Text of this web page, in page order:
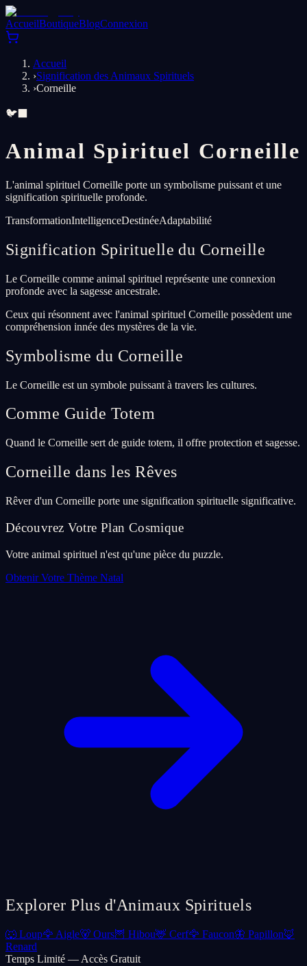
AccueilBoutiqueBlogConnexion
Accueil
›Signification des Animaux Spirituels
›Corneille
🐦‍⬛
Animal Spirituel Corneille
L'animal spirituel Corneille porte un symbolisme puissant et une
signification spirituelle profonde.
TransformationIntelligenceDestinéeAdaptabilité
Signification Spirituelle du Corneille
Le Corneille comme animal spirituel représente une connexion
profonde avec la sagesse ancestrale.
Ceux qui résonnent avec l'animal spirituel Corneille possèdent une
compréhension innée des mystères de la vie.
Symbolisme du Corneille
Le Corneille est un symbole puissant à travers les cultures.
Comme Guide Totem
Quand le Corneille sert de guide totem, il offre protection et sagesse.
Corneille dans les Rêves
Rêver d'un Corneille porte une signification spirituelle significative.
Découvrez Votre Plan Cosmique
Votre animal spirituel n'est qu'une pièce du puzzle.
Obtenir Votre Thème Natal
Explorer Plus d'Animaux Spirituels
🐺 Loup🦅 Aigle🐻 Ours🦉 Hibou🦌 Cerf🦅 Faucon🦋 Papillon🦊
Renard
Temps Limité — Accès Gratuit